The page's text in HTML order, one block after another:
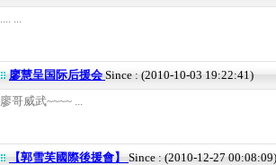
.... ...
廖慧呈国际后援会 Since : (2010-10-03 19:22:41)
廖哥威武~~~~ ...
【郭雪芙國際後援會】 Since : (2010-12-27 00:08:09)